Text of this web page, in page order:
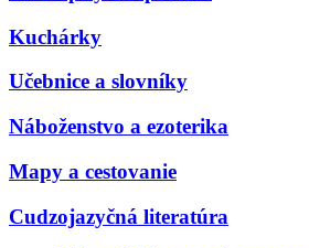
Kuchárky
Učebnice a slovníky
Náboženstvo a ezoterika
Mapy a cestovanie
Cudzojazyčná literatúra